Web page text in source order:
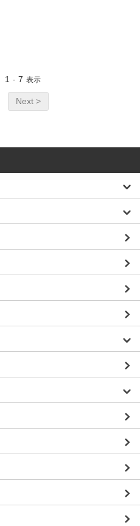
1 - 7 表示
Next >